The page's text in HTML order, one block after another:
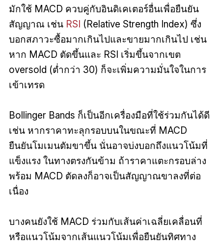
มักใช้ MACD ควบคู่กับอินดิเคเตอร์อื่นเพื่อยืนยัน
สัญญาณ เช่น RSI (Relative Strength Index) ซึ่ง
บอกสภาวะซื้อมากเกินไปและขายมากเกินไป เช่น
หาก MACD ตัดขึ้นและ RSI เริ่มขึ้นจากเขต
oversold (ต่ำกว่า 30) ก็จะเพิ่มความมั่นใจในการ
เข้าเทรด
Bollinger Bands ก็เป็นอีกเครื่องมือที่ใช้ร่วมกันได้ดี
เช่น หากราคาทะลุกรอบบนในขณะที่ MACD
ยืนยันโมเมนตัมขาขึ้น นั่นอาจบ่งบอกถึงแนวโน้มที่
แข็งแรง ในทางตรงกันข้าม ถ้าราคาแตะกรอบล่าง
พร้อม MACD ตัดลงก็อาจเป็นสัญญาณขาลงที่ต่อ
เนื่อง
บางคนยังใช้ MACD ร่วมกับเส้นค่าเฉลี่ยเคลื่อนที่
หรือแนวโน้มจากเส้นแนวโน้มเพื่อยืนยันทิศทาง